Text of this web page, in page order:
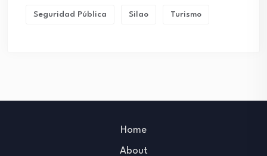
Seguridad Pública Silao Turismo
Home
About